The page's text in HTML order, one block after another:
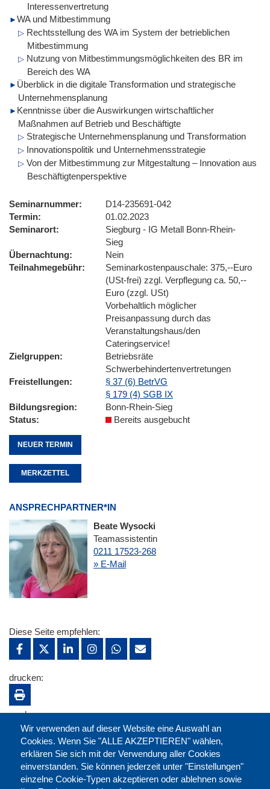
Interessenvertretung
WA und Mitbestimmung
Rechtsstellung des WA im System der betrieblichen
Mitbestimmung
Nutzung von Mitbestimmungsmöglichkeiten des BR im
Bereich des WA
Überblick in die digitale Transformation und strategische
Unternehmensplanung
Kenntnisse über die Auswirkungen wirtschaftlicher
Maßnahmen auf Betrieb und Beschäftigte
Strategische Unternehmensplanung und Transformation
Innovationspolitik und Unternehmensstrategie
Von der Mitbestimmung zur Mitgestaltung – Innovation aus
Beschäftigtenperspektive
Seminarnummer
D14-235691-042
Termin
01.02.2023
Seminarort
Siegburg - IG Metall Bonn-Rhein-
Sieg
Übernachtung
Nein
Teilnahmegebühr
Seminarkostenpauschale: 375,--Euro
(USt-frei) zzgl. Verpflegung ca. 50,--
Euro (zzgl. USt)
Vorbehaltlich möglicher
Preisanpassung durch das
Veranstaltungshaus/den
Cateringservice!
Zielgruppen
Betriebsräte
Schwerbehindertenvertretungen
Freistellungen
§ 37 (6) BetrVG
§ 179 (4) SGB IX
Bildungsregion
Bonn-Rhein-Sieg
Status
Bereits ausgebucht
NEUER TERMIN
MERKZETTEL
ANSPRECHPARTNER*IN
Beate Wysocki
Teamassistentin
0211 17523-268
» E-Mail
Wir verwenden auf dieser Website eine Auswahl an
Cookies. Wenn Sie "ALLE AKZEPTIEREN" wählen,
erklären Sie sich mit der Verwendung aller Cookies
einverstanden. Sie können jederzeit unter "Einstellungen"
einzelne Cookie-Typen akzeptieren oder ablehnen sowie
Diese Seite empfehlen:
drucken:
merken: